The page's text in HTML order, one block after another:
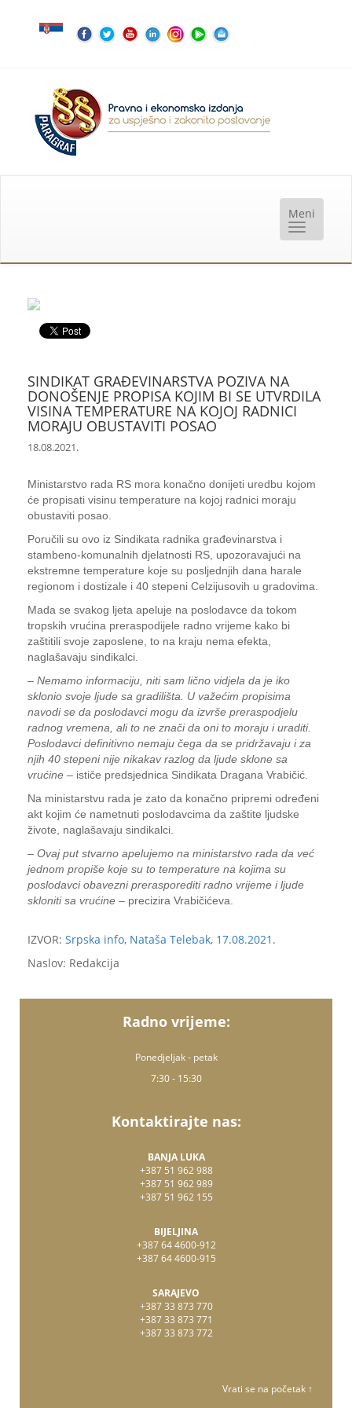
SINDIKAT GRAĐEVINARSTVA POZIVA NA
DONOŠENJE PROPISA KOJIM BI SE UTVRDILA
VISINA TEMPERATURE NA KOJOJ RADNICI
MORAJU OBUSTAVITI POSAO
18.08.2021.
Ministarstvo rada RS mora konačno donijeti uredbu kojom
će propisati visinu temperature na kojoj radnici moraju
obustaviti posao.
Poručili su ovo iz Sindikata radnika građevinarstva i
stambeno-komunalnih djelatnosti RS, upozoravajući na
ekstremne temperature koje su posljednjih dana harale
regionom i dostizale i 40 stepeni Celzijusovih u gradovima.
Mada se svakog ljeta apeluje na poslodavce da tokom
tropskih vrućina preraspodijele radno vrijeme kako bi
zaštitili svoje zaposlene, to na kraju nema efekta,
naglašavaju sindikalci.
– Nemamo informaciju, niti sam lično vidjela da je iko
sklonio svoje ljude sa gradilišta. U važećim propisima
navodi se da poslodavci mogu da izvrše preraspodjelu
radnog vremena, ali to ne znači da oni to moraju i uraditi.
Poslodavci definitivno nemaju čega da se pridržavaju i za
njih 40 stepeni nije nikakav razlog da ljude sklone sa
vrućine – ističe predsjednica Sindikata Dragana Vrabičić.
Na ministarstvu rada je zato da konačno pripremi određeni
akt kojim će nametnuti poslodavcima da zaštite ljudske
živote, naglašavaju sindikalci.
– Ovaj put stvarno apelujemo na ministarstvo rada da već
jednom propiše koje su to temperature na kojima su
poslodavci obavezni prerasporediti radno vrijeme i ljude
skloniti sa vrućine – precizira Vrabičićeva.
IZVOR: Srpska info, Nataša Telebak, 17.08.2021.
Naslov: Redakcija
Radno vrijeme:
Ponedjeljak - petak
7:30 - 15:30
Kontaktirajte nas:
BANJA LUKA
+387 51 962 988
+387 51 962 989
+387 51 962 155
BIJELJINA
+387 64 4600-912
+387 64 4600-915
SARAJEVO
+387 33 873 770
+387 33 873 771
+387 33 873 772
Vrati se na početak ↑